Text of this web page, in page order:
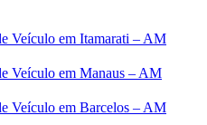
Veículo em Itamarati – AM
Veículo em Manaus – AM
Veículo em Barcelos – AM